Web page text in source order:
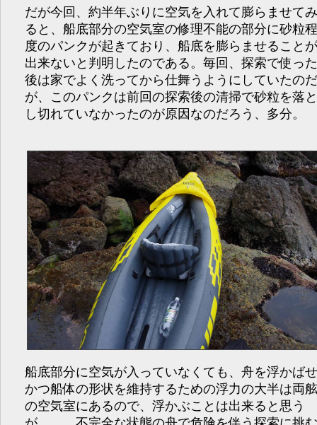
だが今回、約半年ぶりに空気を入れて膨らませて
ると、船底部分の空気室の修理不能の部分に砂粒
度のパンクが起きており、船底を膨らませること
出来ないと判明したのである。毎回、探索で使っ
後は家でよく洗ってから仕舞うようにしていたの
が、このパンクは前回の探索後の清掃で砂粒を落
し切れていなかったのが原因なのだろう、多分。
船底部分に空気が入っていなくても、舟を浮かば
かつ船体の形状を維持するための浮力の大半は両
の空気室にあるので、浮かぶことは出来ると思う